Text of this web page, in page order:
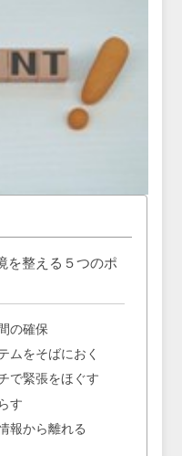
を整える５つのポ
の確保
ムをそばにおく
で緊張をほぐす
す
報から離れる